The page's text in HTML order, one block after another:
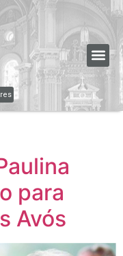
para
Avós